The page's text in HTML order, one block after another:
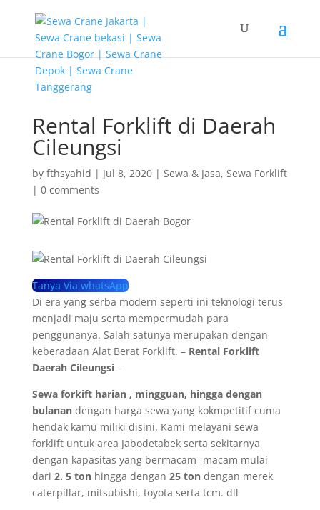
Rental Forklift di Daerah
Cileungsi
by fthsyahid | Jul 8, 2020| Sewa & Jasa, Sewa Forklift
| 0 comments
Tanya Via whatsApp
Di era yang serba modern seperti ini teknologi terus
menjadi maju serta mempermudah para
penggunanya. Salah satunya merupakan dengan
keberadaan Alat Berat Forklift. – Rental Forklift
Daerah Cileungsi–
Sewa forkift harian , mingguan, hingga dengan
bulanandengan harga sewa yang kokmpetitif cuma
hendak kamu miliki disini. Kami melayani sewa
forklift untuk area Jabodetabek serta sekitarnya
dengan kapasitas yang bermacam- macam mulai
dari 2. 5 tonhingga dengan 25 tondengan merek
caterpillar, mitsubishi, toyota serta tcm. dll